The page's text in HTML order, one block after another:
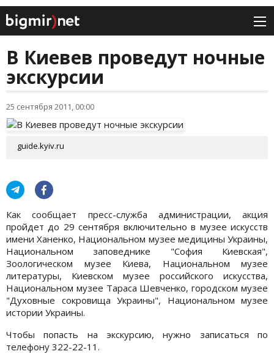
В Киевев проведут ночные
экскурсии
25 сентября 2011, 00:00
guide.kyiv.ru
Как сообщает пресс-служба администрации, акция
пройдет до 29 сентября включительно в музее искусств
имени Ханенко, Национальном музее медицины Украины,
Национальном заповеднике "София Киевская",
Зоологическом музее Киева, Национальном музее
литературы, Киевском музее российского искусства,
Национальном музее Тараса Шевченко, городском музее
"Духовные сокровища Украины", Национальном музее
истории Украины.
Чтобы попасть на экскурсию, нужно записаться по
телефону 322-22-11.